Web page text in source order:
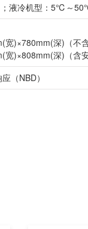
冷机型：5℃～50℃
宽)×780mm(深)（不
宽)×808mm(深)（含
（NBD）